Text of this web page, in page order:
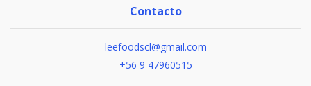
Contacto
leefoodscl@gmail.com
+56 9 47960515